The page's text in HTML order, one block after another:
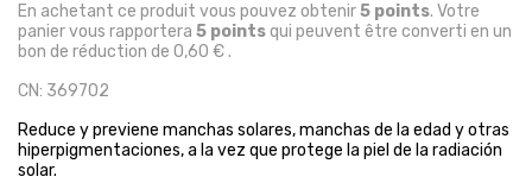
En achetant ce produit vous pouvez obtenir5 points. Votre
panier vous rapportera 5 pointsqui peuvent être converti en un
bon de réduction de 0,60 €.
CN: 369702
Reduce y previene manchas solares, manchas de la edad y otras
hiperpigmentaciones, a la vez que protege la piel de la radiación
solar.